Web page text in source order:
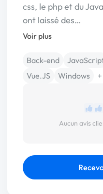
css, le php et du
ont laissé des…
Voir plus
Back-end
Vue.JS
Windows
Aucun avis